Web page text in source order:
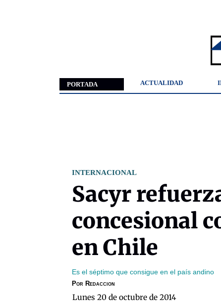
PORTADA ACTUALIDAD
INTERNACIONAL
Sacyr
concesional
en Chile
Es el séptimo que consigue en el país andino
Por Redaccion
lunes 20 de octubre de 2014